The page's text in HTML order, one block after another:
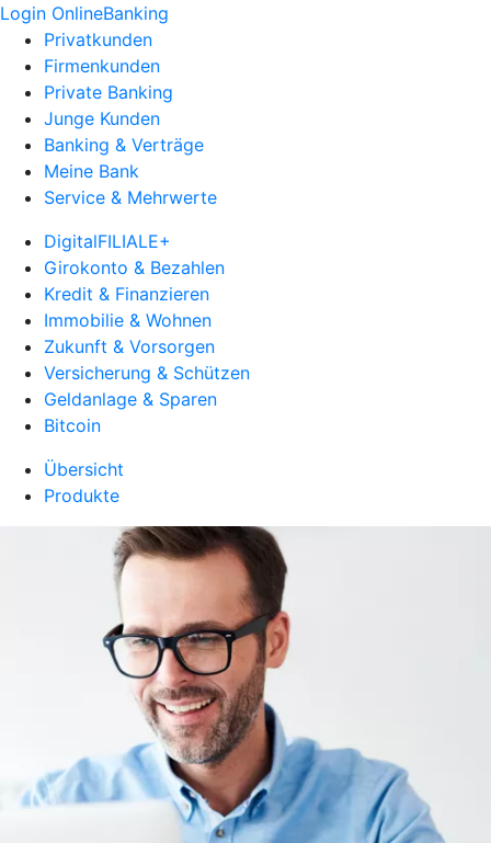
Login OnlineBanking
Privatkunden
Firmenkunden
Private Banking
Junge Kunden
Banking & Verträge
Meine Bank
Service & Mehrwerte
DigitalFILIALE+
Girokonto & Bezahlen
Kredit & Finanzieren
Immobilie & Wohnen
Zukunft & Vorsorgen
Versicherung & Schützen
Geldanlage & Sparen
Bitcoin
Übersicht
Produkte